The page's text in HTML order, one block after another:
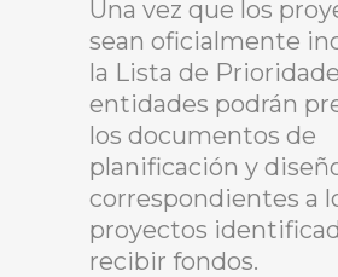
Una vez que los
sean oficialmente
la Lista de
entidades podrán
los documentos de
planificación y
correspondientes a
proyectos
recibir fondos.